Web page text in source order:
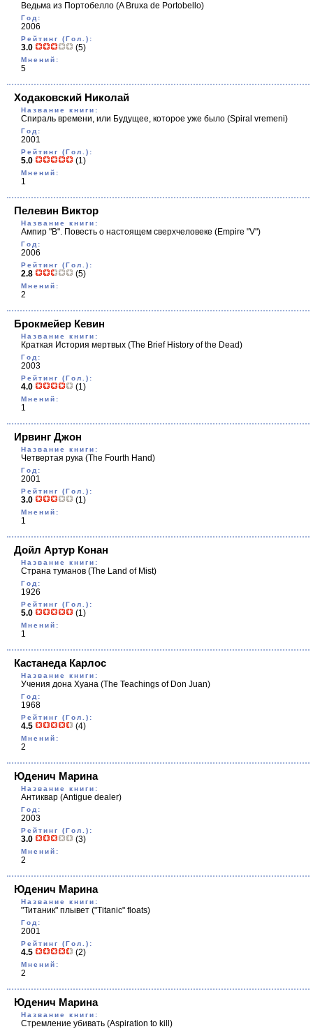
Ведьма из Портобелло (A Bruxa de Portobello)
Год:
2006
Рейтинг (Гол.):
3.0 (5)
Мнений:
5
Ходаковский Николай
Название книги:
Спираль времени, или Будущее, которое уже было (Spiral vremeni)
Год:
2001
Рейтинг (Гол.):
5.0 (1)
Мнений:
1
Пелевин Виктор
Название книги:
Ампир "В". Повесть о настоящем сверхчеловеке (Empire "V")
Год:
2006
Рейтинг (Гол.):
2.8 (5)
Мнений:
2
Брокмейер Кевин
Название книги:
Краткая История мертвых (The Brief History of the Dead)
Год:
2003
Рейтинг (Гол.):
4.0 (1)
Мнений:
1
Ирвинг Джон
Название книги:
Четвертая рука (The Fourth Hand)
Год:
2001
Рейтинг (Гол.):
3.0 (1)
Мнений:
1
Дойл Артур Конан
Название книги:
Страна туманов (The Land of Mist)
Год:
1926
Рейтинг (Гол.):
5.0 (1)
Мнений:
1
Кастанеда Карлос
Название книги:
Учения дона Хуана (The Teachings of Don Juan)
Год:
1968
Рейтинг (Гол.):
4.5 (4)
Мнений:
2
Юденич Марина
Название книги:
Антиквар (Antigue dealer)
Год:
2003
Рейтинг (Гол.):
3.0 (3)
Мнений:
2
Юденич Марина
Название книги:
"Титаник" плывет ("Titanic" floats)
Год:
2001
Рейтинг (Гол.):
4.5 (2)
Мнений:
2
Юденич Марина
Название книги:
Стремление убивать (Aspiration to kill)